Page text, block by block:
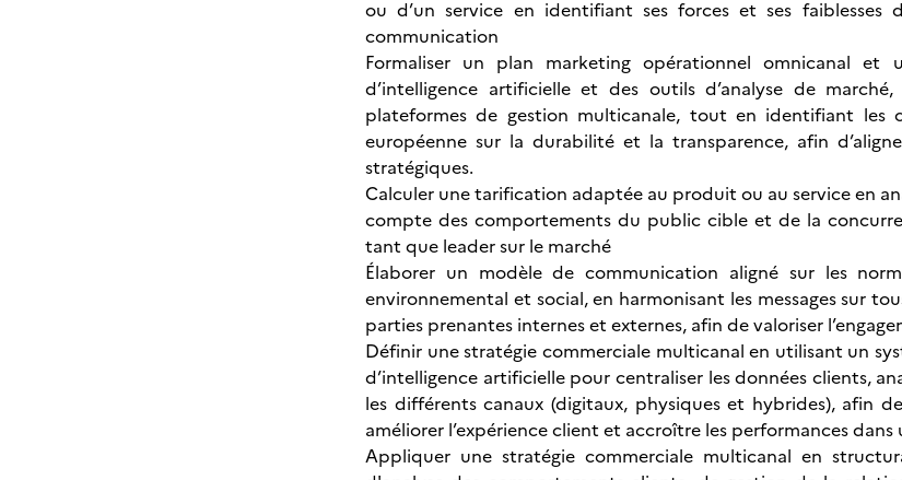
ou d’un service en identifiant ses forces et ses faiblesses
communication
Formaliser un plan marketing opérationnel omnicanal
d’intelligence artificielle et des outils d’analyse de
plateformes de gestion multicanale, tout en identifiant les
européenne sur la durabilité et la transparence, afin
stratégiques.
Calculer une tarification adaptée au produit ou au service en
compte des comportements du public cible et de la
tant que leader sur le marché
Élaborer un modèle de communication aligné sur les
environnemental et social, en harmonisant les messages sur
parties prenantes internes et externes, afin de valoriser
Définir une stratégie commerciale multicanal en utilisant un
d’intelligence artificielle pour centraliser les données clients,
les différents canaux (digitaux, physiques et hybrides), afin
améliorer l’expérience client et accroître les performances
Appliquer une stratégie commerciale multicanal en